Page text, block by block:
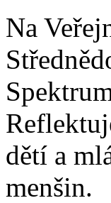
Na
dětí a
menšin.